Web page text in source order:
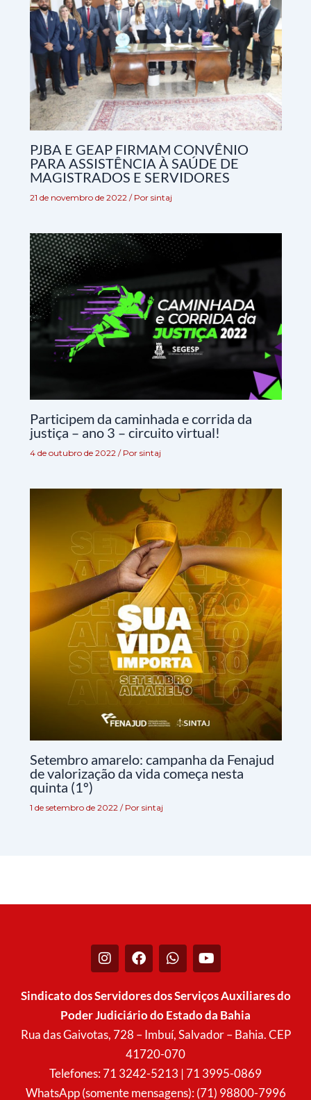
PJBA E GEAP FIRMAM CONVÊNIO
PARA ASSISTÊNCIA À SAÚDE DE
MAGISTRADOS E SERVIDORES
21 de novembro de 2022 / Por sintaj
Participem da caminhada e corrida da
justiça – ano 3 – circuito virtual!
4 de outubro de 2022 / Por sintaj
Setembro amarelo: campanha da Fenajud
de valorização da vida começa nesta
quinta (1º)
1 de setembro de 2022 / Por sintaj
I
n
t
g
r
F
a
e
b
o
o
k
W
h
t
a
p
p
Y
o
t
u
b
e
Sindicato dos Servidores dos Serviços Auxiliares do
Poder Judiciário do Estado da Bahia
Rua das Gaivotas, 728 – Imbuí, Salvador – Bahia. CEP
41720-070
Telefones: 71 3242-5213 | 71 3995-0869
WhatsApp (somente mensagens): (71) 98800-7996